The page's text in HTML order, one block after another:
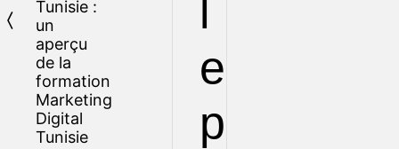
l
e
p
Tunisie :
un
aperçu
de la
formation
Marketing
Digital
Tunisie